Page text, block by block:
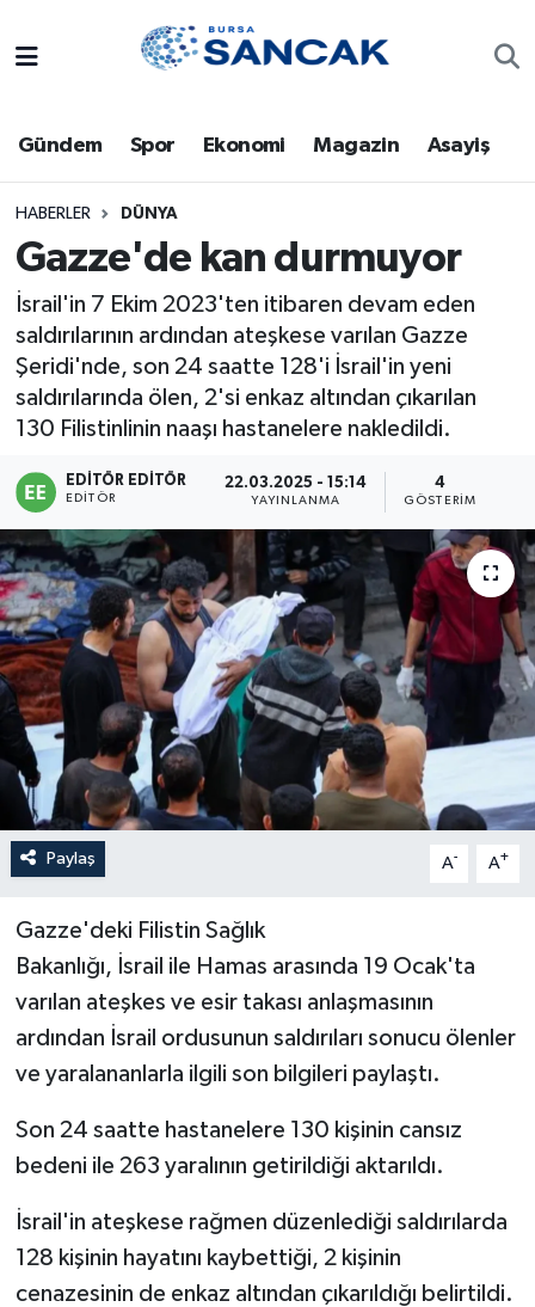
Gündem Spor Ekonomi Magazin Asayiş
HABERLER DÜNYA
Gazze'de kan durmuyor
İsrail'in 7 Ekim 2023'ten itibaren devam eden
saldırılarının ardından ateşkese varılan Gazze
Şeridi'nde, son 24 saatte 128'i İsrail'in yeni
saldırılarında ölen, 2'si enkaz altından çıkarılan
130 Filistinlinin naaşı hastanelere nakledildi.
EDITÖR EDITÖR
EDITÖR
22.03.2025 - 15:14
YAYINLANMA
4
GÖSTERIM
Paylaş A- A+
Gazze'deki Filistin Sağlık
Bakanlığı, İsrail ile Hamas arasında 19 Ocak'ta
varılan ateşkes ve esir takası anlaşmasının
ardından İsrail ordusunun saldırıları sonucu ölenler
ve yaralananlarla ilgili son bilgileri paylaştı.
Son 24 saatte hastanelere 130 kişinin cansız
bedeni ile 263 yaralının getirildiği aktarıldı.
İsrail'in ateşkese rağmen düzenlediği saldırılarda
128 kişinin hayatını kaybettiği, 2 kişinin
cenazesinin de enkaz altından çıkarıldığı belirtildi.
Bursa
Dünya
Eğitim
Ekonomi
Genel
Sağlık
Siyaset
Spor
Türkiye
Trafik Durumu
Süper Lig Puan Durumu ve Fikstür
Tüm Manşetler
Son Dakika Haberleri
Haber Arşivi